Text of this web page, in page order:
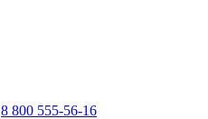
8 800 555-56-16